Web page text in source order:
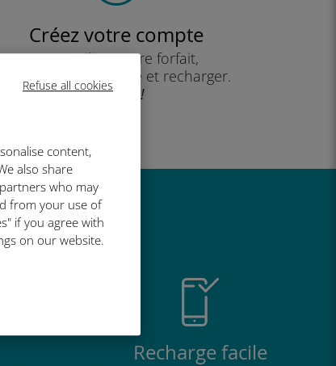
Refuse all cookies
content,
also share
who may
from your use of
if you agree with
on our website.
Créez votre compte
pour utiliser votre forfait,
consulter votre solde et recharger.
Profitez !
bien
Recharge facile